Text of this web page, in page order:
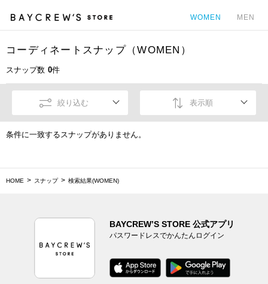
WOMEN MEN
コーディネートスナップ（WOMEN）
スナップ数 0件
絞り込む 表示順
条件に一致するスナップがありません。
HOME スナップ 検索結果(WOMEN)
BAYCREW’S STORE 公式アプリ
パスワードレスでかんたんログイン